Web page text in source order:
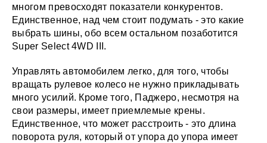
многом превосходят показатели конкурентов.
Единственное, над чем стоит подумать - это какие
выбрать шины, обо всем остальном позаботится
Super Select 4WD III.
Управлять автомобилем легко, для того, чтобы
вращать рулевое колесо не нужно прикладывать
много усилий. Кроме того, Паджеро, несмотря на
свои размеры, имеет приемлемые крены.
Единственное, что может расстроить - это длина
поворота руля, который от упора до упора имеет